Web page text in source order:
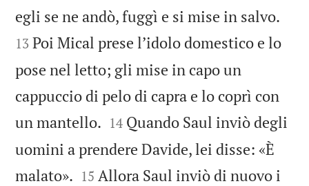
egli se ne andò, fuggì e si mise in salvo.
13 Poi Mical prese l’idolo domestico e lo
pose nel letto; gli mise in capo un
cappuccio di pelo di capra e lo coprì con
un mantello. 

14 Quando Saul inviò degli
uomini a prendere Davide, lei disse: «È
malato». 

15 Allora Saul inviò di nuovo i